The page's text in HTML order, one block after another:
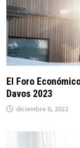
El Foro
Davos 2023
diciembre 6, 2022